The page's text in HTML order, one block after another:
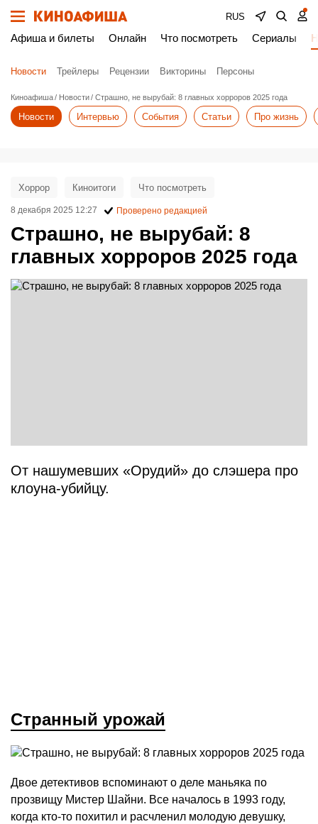
RUS
Афиша и билеты Онлайн Что посмотреть Сериалы
Новости Трейлеры Рецензии Викторины Персоны
Киноафиша Новости Страшно, не вырубай: 8 главных хорроров 2025 года
Новости Интервью События Статьи Про жизнь
Страшно, не вырубай: 8
главных хорроров 2025 года
Хоррор Киноитоги Что посмотреть
8 декабря 2025 12:27 Проверено редакцией
От нашумевших «Орудий» до слэшера про
клоуна-убийцу.
Странный урожай
Двое детективов вспоминают о деле маньяка по
прозвищу Мистер Шайни. Все началось в 1993 году,
когда кто-то похитил и расчленил молодую девушку,